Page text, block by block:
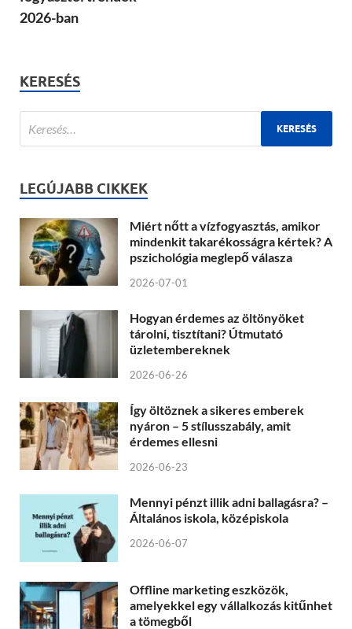
2026-ban
KERESÉS
LEGÚJABB CIKKEK
Miért nőtt a vízfogyasztás, amikor
mindenkit takarékosságra kértek? A
pszichológia meglepő válasza
2026-07-01
Hogyan érdemes az öltönyöket
tárolni, tisztítani? Útmutató
üzletembereknek
2026-06-26
Így öltöznek a sikeres emberek
nyáron – 5 stílusszabály, amit
érdemes ellesni
2026-06-23
Mennyi pénzt illik adni ballagásra? –
Általános iskola, középiskola
2026-06-07
Offline marketing eszközök,
amelyekkel egy vállalkozás kitűnhet
a tömegből